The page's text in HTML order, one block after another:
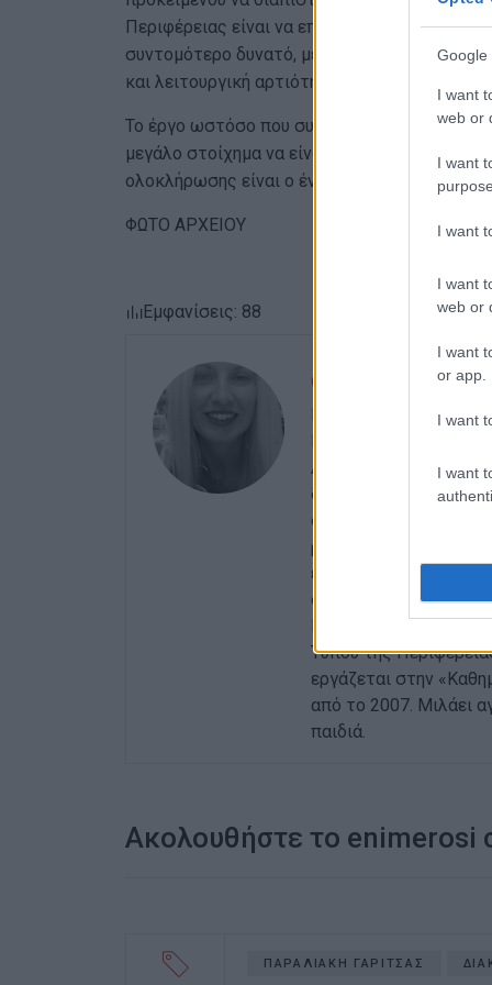
Google
I want
web or
I want
I want
I want
web or
I want
or app.
I want
I want
Περιφέρειας είναι να επιταχυνθούν οι
συντομότερο δυνατό, με βασική προϋπόθεση
και λειτουργική αρτιότητα.
Το έργο ωστόσο που συμβασιοποιήθηκε στις
μεγάλο στοίχημα να είναι η ολοκλήρωσή
ολοκλήρωσης είναι ο ένας χρόνος από την
ΦΩΤΟ ΑΡΧΕΙΟΥ
Εμφανίσεις: 88
ΜΑΡΙΑ
Η Μαρία
Αριστοτελείου
δημοσιογράφος
συνεχεία στην
ρεπορτάζ, ενώ είχε
εκδόσεις για την
στο Τμήμα
Τύπου της
εργάζεται στην
από το 2007. Μιλάει
παιδιά.
Ακολουθήστε το enimerosi
ΠΑΡΑΛΙΑΚΗ ΓΑΡΙΤΣΑΣ